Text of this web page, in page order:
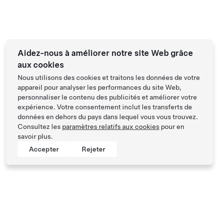
Aidez-nous à améliorer notre site Web grâce
aux cookies
Nous utilisons des cookies et traitons les données de votre
appareil pour analyser les performances du site Web,
personnaliser le contenu des publicités et améliorer votre
expérience. Votre consentement inclut les transferts de
données en dehors du pays dans lequel vous vous trouvez.
Consultez les paramètres relatifs aux cookies pour en
savoir plus.
Accepter
Rejeter